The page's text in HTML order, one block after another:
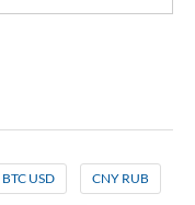
BTC USD CNY RUB